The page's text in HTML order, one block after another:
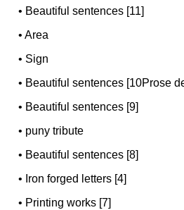
• Beautiful sentences [11]
•Area
• Sign
• Beautiful sentences [10Prose
• Beautiful sentences [9]
• puny tribute
• Beautiful sentences [8]
• Iron forged letters [4]
• Printing works [7]